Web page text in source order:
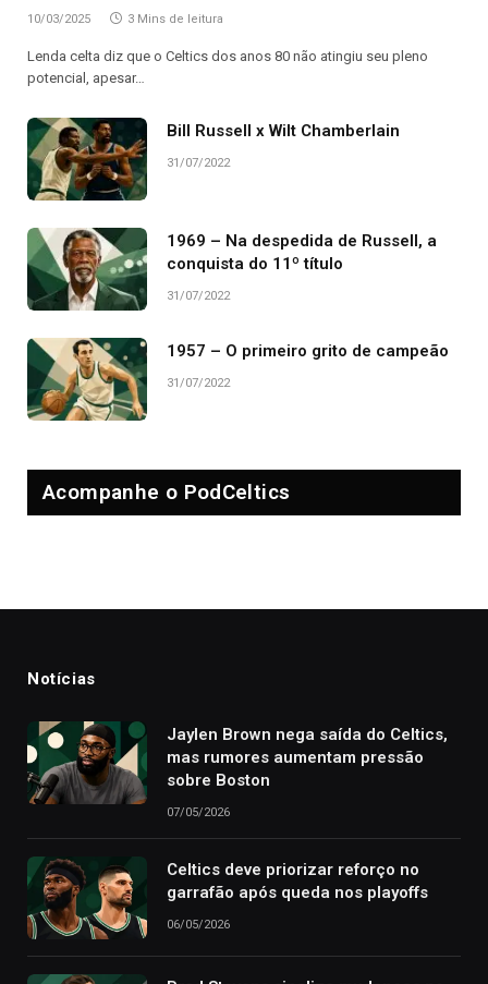
10/03/2025 3 Mins de leitura
Lenda celta diz que o Celtics dos anos 80 não atingiu seu pleno
potencial, apesar…
Bill Russell x Wilt Chamberlain
31/07/2022
1969 – Na despedida de Russell, a
conquista do 11º título
31/07/2022
1957 – O primeiro grito de campeão
31/07/2022
Acompanhe o PodCeltics
Notícias
Jaylen Brown nega saída do Celtics,
mas rumores aumentam pressão
sobre Boston
07/05/2026
Celtics deve priorizar reforço no
garrafão após queda nos playoffs
06/05/2026